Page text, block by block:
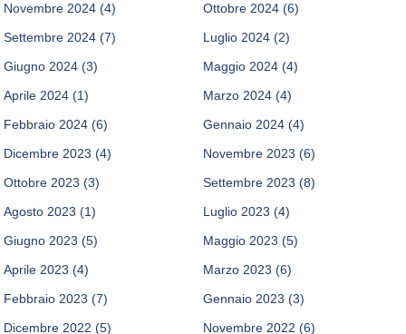
Novembre 2024 (4) Ottobre 2024 (6)
Settembre 2024 (7) Luglio 2024 (2)
Giugno 2024 (3) Maggio 2024 (4)
Aprile 2024 (1) Marzo 2024 (4)
Febbraio 2024 (6) Gennaio 2024 (4)
Dicembre 2023 (4) Novembre 2023 (6)
Ottobre 2023 (3) Settembre 2023 (8)
Agosto 2023 (1) Luglio 2023 (4)
Giugno 2023 (5) Maggio 2023 (5)
Aprile 2023 (4) Marzo 2023 (6)
Febbraio 2023 (7) Gennaio 2023 (3)
Dicembre 2022 (5) Novembre 2022 (6)